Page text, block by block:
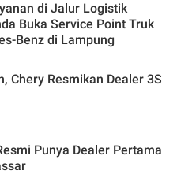
di Jalur Logistik
Buka Service Point Truk
Benz di Lampung
Chery Resmikan Dealer 3S
Punya Dealer Pertama